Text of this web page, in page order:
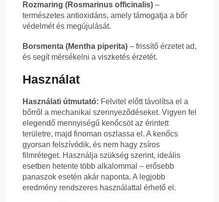
Rozmaring (Rosmarinus officinalis) –
természetes antioxidáns, amely támogatja a bőr
védelmét és megújulását.
Borsmenta (Mentha piperita) – frissítő érzetet ad,
és segít mérsékelni a viszketés érzetét.
Használat
Használati útmutató: Felvitel előtt távolítsa el a
bőrről a mechanikai szennyeződéseket. Vigyen fel
elegendő mennyiségű kenőcsöt az érintett
területre, majd finoman oszlassa el. A kenőcs
gyorsan felszívódik, és nem hagy zsíros
filmréteget. Használja szükség szerint, ideális
esetben hetente több alkalommal – erősebb
panaszok esetén akár naponta. A legjobb
eredmény rendszeres használattal érhető el.